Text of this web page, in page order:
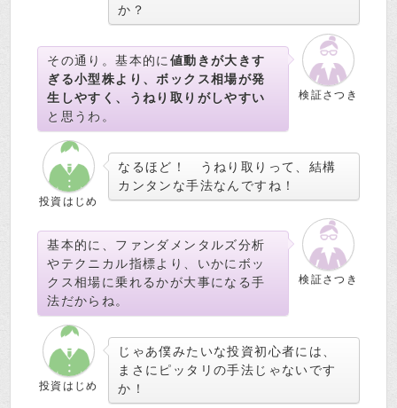
か？
検証さつき
その通り。基本的に 値動きが大きす
ぎる小型株より、ボックス相場が発
生しやすく、うねり取りがしやすい
と思うわ。
投資はじめ
なるほど！ うねり取りって、結構
カンタンな手法なんですね！
検証さつき
基本的に、ファンダメンタルズ分析
やテクニカル指標より、いかにボッ
クス相場に乗れるかが大事になる手
法だからね。
投資はじめ
じゃあ僕みたいな投資初心者には、
まさにピッタリの手法じゃないです
か！